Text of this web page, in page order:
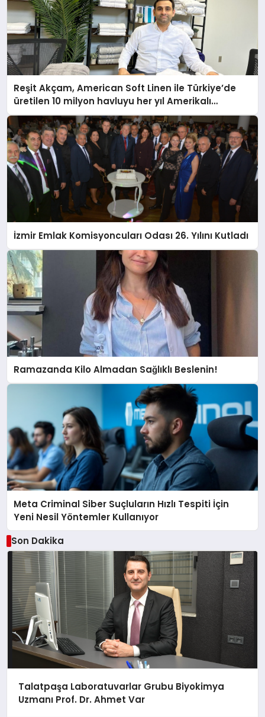
Reşit Akçam, American Soft Linen ile Türkiye’de
üretilen 10 milyon havluyu her yıl Amerikalı
tüketicilerle buluşturuyor
İzmir Emlak Komisyoncuları Odası 26. Yılını Kutladı
Ramazanda Kilo Almadan Sağlıklı Beslenin!
Meta Criminal Siber Suçluların Hızlı Tespiti İçin
Yeni Nesil Yöntemler Kullanıyor
Son Dakika
Talatpaşa Laboratuvarlar Grubu Biyokimya
Uzmanı Prof. Dr. Ahmet Var